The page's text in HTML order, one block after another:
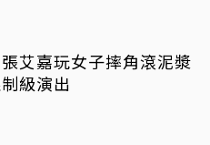
艾嘉玩女子摔角滾泥漿
級演出